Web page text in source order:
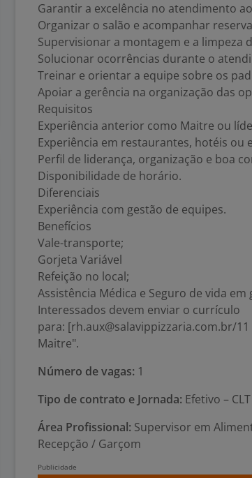
Garantir a excelência no atendimento
Organizar o salão e acompanhar
Supervisionar a montagem e a limpeza
Solucionar ocorrências durante o
Treinar e orientar a equipe sobre os
Apoiar a gerência na organização das
Requisitos
Experiência anterior como Maitre ou
Experiência em restaurantes, hotéis ou
Perfil de liderança, organização e boa
Disponibilidade de horário.
Diferenciais
Experiência com gestão de equipes.
Benefícios
Vale-transporte;
Gorjeta Variável
Refeição no local;
Assistência Médica e Seguro de vida em
Interessados devem enviar o currículo
para: [rh.aux@salavippizzaria.com.br/
Maitre".
Número de vagas: 1
Tipo de contrato e Jornada: Efetivo –
Área Profissional: Supervisor em
Recepção / Garçom